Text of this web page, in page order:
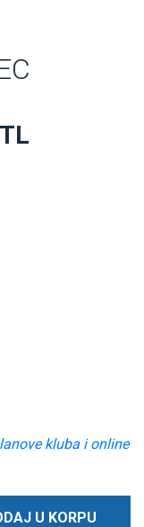
kluba i online
U KORPU